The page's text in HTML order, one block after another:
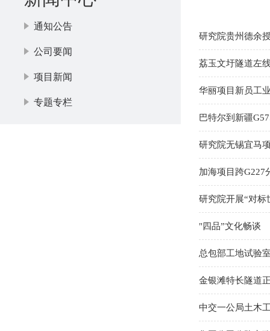
通知公告
公司要闻
项目新闻
专题专栏
研究院贵州德余
荔玉文圩隧道左
华丽项目新员工
巴特尔到新疆
研究院无锡宜马
加海项目跨G227
研究院开展“对标
"四品”文化畅谈
总包部工地试验
金银滩特长隧道
中交一公局土木